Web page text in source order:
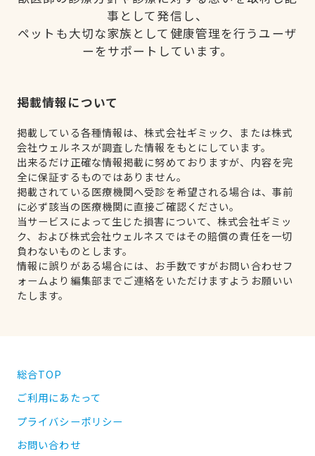
事として発信し、
ペットも大切な家族として健康管理を行うユーザ
ーをサポートしています。
掲載情報について
掲載している各種情報は、株式会社ギミック、または株式
会社ウェルネスが調査した情報をもとにしています。
出来るだけ正確な情報掲載に努めておりますが、内容を完
全に保証するものではありません。
掲載されている医療機関へ受診を希望される場合は、事前
に必ず該当の医療機関に直接ご確認ください。
当サービスによって生じた損害について、株式会社ギミッ
ク、および株式会社ウェルネスではその賠償の責任を一切
負わないものとします。
情報に誤りがある場合には、お手数ですがお問い合わせフ
ォームより編集部までご連絡をいただけますようお願いい
たします。
総合TOP
ご利用にあたって
プライバシーポリシー
お問い合わせ